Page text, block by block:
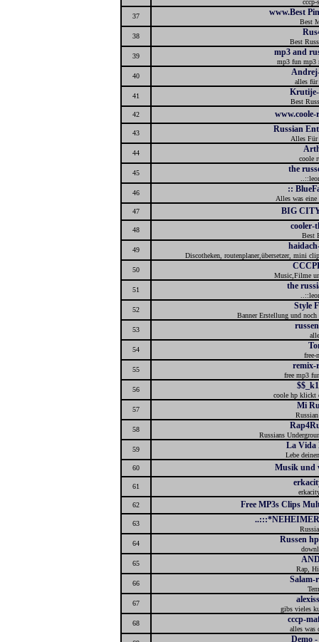
cccp-
37
www.Best
Best
38
Best
39
mp3 and
mp3 fun mp3
40
alles für
41
Krutije-
Best
42
43 Russian
Alles Für
44
coole
45
the
46
::
Alles was eine
47
BIG
48 cooler-
Best
49
Discotheken, routenplaner,übersetzer, mini
50
Music,Filme
51
the
52
Style
Banner Erstellung und
53
54
free-
55
remix-
free mp3
56
coole hp klickt
57
Mi
58
Russians
59
La Vida
Lebe
60
Musik und
61
62
Free MP3s Clips
63
64
Russen
65
Rap,
66
Salam-
67
gibs vieles
68
cccp-
alles was
Demo